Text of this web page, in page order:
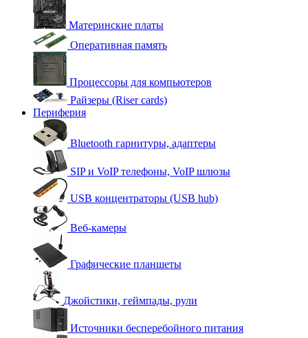
Материнские платы
Оперативная память
Процессоры для компьютеров
Райзеры (Riser cards)
Периферия
Bluetooth гарнитуры, адаптеры
SIP и VoIP телефоны, VoIP шлюзы
USB концентраторы (USB hub)
Веб-камеры
Графические планшеты
Джойстики, геймпады, рули
Источники бесперебойного питания